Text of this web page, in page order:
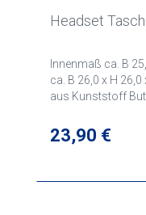
Headset
Innenmaß ca. B
ca. B 26,0 x H
aus Kunststoff
Schmutz und Beschädigung Die
Alpha bietet
Regulärer
23,90 €